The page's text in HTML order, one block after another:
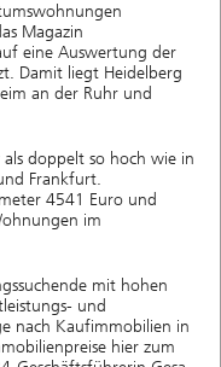
Magazin
eine Auswertung der
Damit liegt Heidelberg
an der Ruhr und
als doppelt so hoch wie in
Frankfurt.
4541 Euro und
im
mit hohen
und
nach Kaufimmobilien in
hier zum